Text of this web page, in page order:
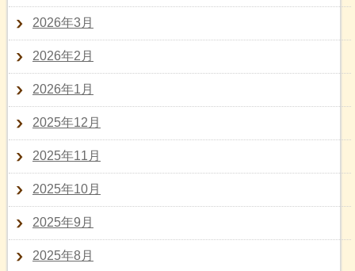
2026年3月
2026年2月
2026年1月
2025年12月
2025年11月
2025年10月
2025年9月
2025年8月